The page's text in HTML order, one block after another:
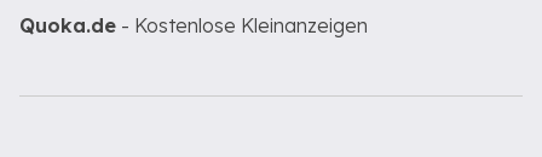
Quoka.de - Kostenlose Kleinanzeigen